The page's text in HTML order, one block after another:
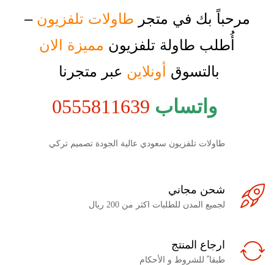
مرحباً بك في متجر طاولات تلفزيون –
أُطلب طاولة تلفزيون مميزة الان
بالتسوق أونلاين عبر متجرنا
واتساب
طاولات تلفزيون سعودي عالية الجودة تصميم تركي
شحن مجاني
لجميع المدن للطلبات اكثر من 200 ريال
ارجاع المنتج
طبقا ً للشروط و الأحكام